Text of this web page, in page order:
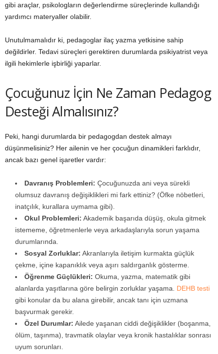
gibi araçlar, psikologların değerlendirme süreçlerinde kullandığı
yardımcı materyaller olabilir.
Unutulmamalıdır ki, pedagoglar ilaç yazma yetkisine sahip
değildirler. Tedavi süreçleri gerektiren durumlarda psikiyatrist veya
ilgili hekimlerle işbirliği yaparlar.
Çocuğunuz İçin Ne Zaman Pedagog
Desteği Almalısınız?
Peki, hangi durumlarda bir pedagogdan destek almayı
düşünmelisiniz? Her ailenin ve her çocuğun dinamikleri farklıdır,
ancak bazı genel işaretler vardır:
Davranış Problemleri: Çocuğunuzda ani veya sürekli
olumsuz davranış değişiklikleri mi fark ettiniz? (Öfke nöbetleri,
inatçılık, kurallara uymama gibi).
Okul Problemleri: Akademik başarıda düşüş, okula gitmek
istememe, öğretmenlerle veya arkadaşlarıyla sorun yaşama
durumlarında.
Sosyal Zorluklar: Akranlarıyla iletişim kurmakta güçlük
çekme, içine kapanıklık veya aşırı saldırganlık gösterme.
Öğrenme Güçlükleri: Okuma, yazma, matematik gibi
alanlarda yaşıtlarına göre belirgin zorluklar yaşama. DEHB testi
gibi konular da bu alana girebilir, ancak tanı için uzmana
başvurmak gerekir.
Özel Durumlar: Ailede yaşanan ciddi değişiklikler (boşanma,
ölüm, taşınma), travmatik olaylar veya kronik hastalıklar sonrası
uyum sorunları.